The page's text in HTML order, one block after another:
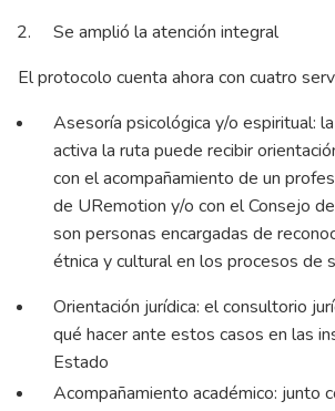
Se amplió la atención integral
El protocolo cuenta ahora con cuatro
Asesoría psicológica y/o espiritual:
activa la ruta puede recibir
con el acompañamiento de un
de URemotion y/o con el Consejo
son personas encargadas de
étnica y cultural en los procesos de
Orientación jurídica: el consultorio
qué hacer ante estos casos en las
Estado
Acompañamiento académico: junto